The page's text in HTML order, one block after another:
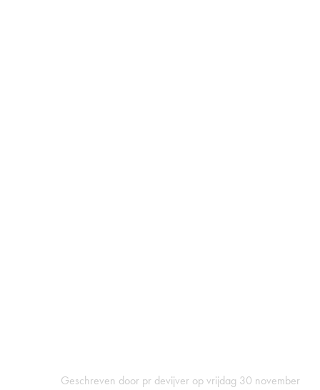
Geschreven door pr devijver op vrijdag 30 november